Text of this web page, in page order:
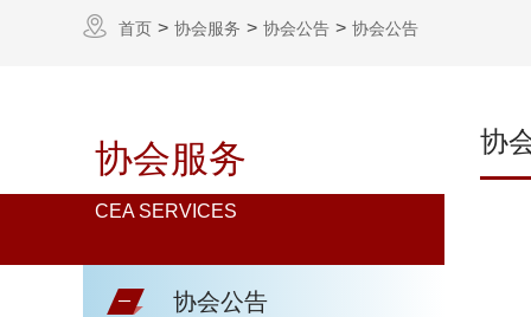
首页 协会服务 协会公告 协会公告
协会服务
CEA SERVICES
协会公告
协